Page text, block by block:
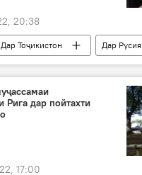
20:38
Дар Тоҷикистон
Дар Русия
Пушкин
Рига дар пойтахти
17:00